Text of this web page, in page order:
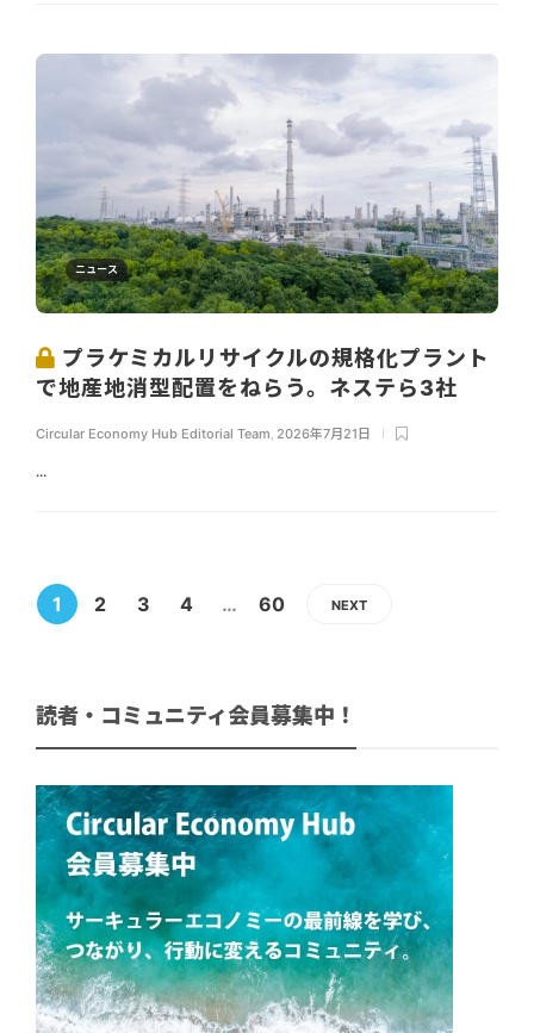
ニュース
プラケミカルリサイクルの規格化プラント
で地産地消型配置をねらう。ネステら3社
Circular Economy Hub Editorial Team, 2026年7月21日
...
1 2 3 4 … 60 NEXT
読者・コミュニティ会員募集中！